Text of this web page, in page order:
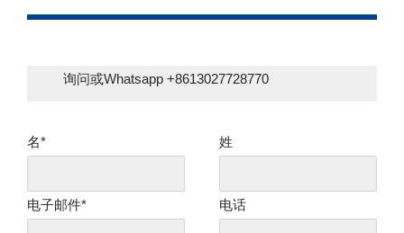
询问或Whatsapp +8613027728770
名*
电子邮件*
姓
电话